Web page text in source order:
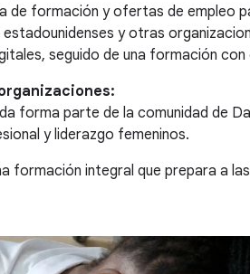
de formación y ofertas de empleo
y otras
seguido de una formación
forma parte de la comunidad de
y liderazgo femeninos.
formación integral que prepara a